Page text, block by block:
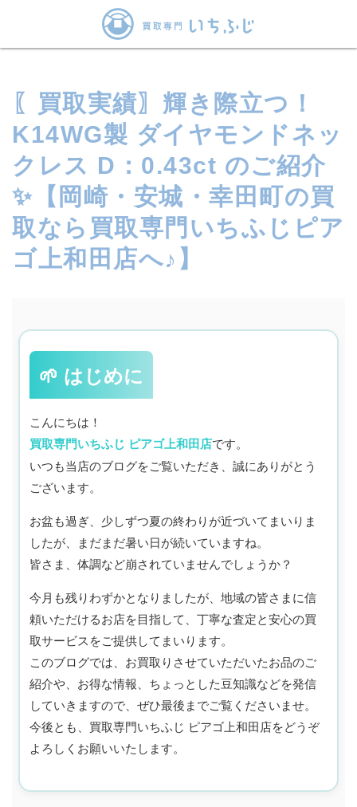
〖買取実績〗輝き際立つ！
K14WG製 ダイヤモンドネッ
クレス D：0.43ct のご紹介
✨【岡崎・安城・幸田町の買
取なら買取専門いちふじピア
ゴ上和田店へ♪】
🌱 はじめに
こんにちは！
買取専門いちふじ ピアゴ上和田店です。
いつも当店のブログをご覧いただき、誠にありがとう
ございます。
お盆も過ぎ、少しずつ夏の終わりが近づいてまいりま
したが、まだまだ暑い日が続いていますね。
皆さま、体調など崩されていませんでしょうか？
今月も残りわずかとなりましたが、地域の皆さまに信
頼いただけるお店を目指して、丁寧な査定と安心の買
取サービスをご提供してまいります。
このブログでは、お買取りさせていただいたお品のご
紹介や、お得な情報、ちょっとした豆知識などを発信
していきますので、ぜひ最後までご覧くださいませ。
今後とも、買取専門いちふじ ピアゴ上和田店をどうぞ
よろしくお願いいたします。